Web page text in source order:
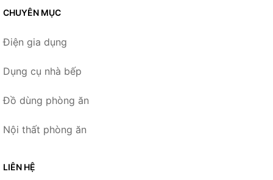
CHUYÊN MỤC
Điện gia dụng
Dụng cụ nhà bếp
Đồ dùng phòng ăn
Nội thất phòng ăn
LIÊN HỆ